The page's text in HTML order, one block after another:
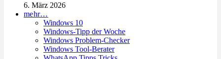
6. März 2026
mehr…
Windows 10
Windows-Tipp der Woche
Windows Problem-Checker
Windows Tool-Berater